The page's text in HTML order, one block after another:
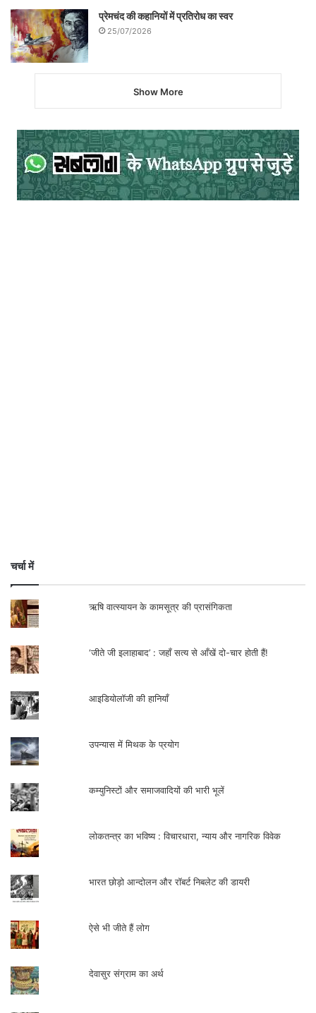
प्रेमचंद की कहानियों में प्रतिरोध का स्वर
25/07/2026
Show More
चर्चा में
ऋषि वात्स्यायन के कामसूत्र की प्रासंगिकता
‘जीते जी इलाहाबाद’ : जहाँ सत्य से आँखें दो-चार होती हैं!
आइडियोलॉजी की हानियाँ
उपन्यास में मिथक के प्रयोग
कम्युनिस्टों और समाजवादियों की भारी भूलें
लोकतन्त्र का भविष्य : विचारधारा, न्याय और नागरिक विवेक
भारत छोड़ो आन्दोलन और रॉबर्ट निबलेट की डायरी
ऐसे भी जीते हैं लोग
देवासुर संग्राम का अर्थ